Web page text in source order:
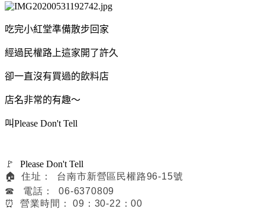
吃完小紅堂準備散步回家
經過民權路上這家開了許久
卻一直沒有買過的飲料店
店名非常的有趣～
叫Please Don't Tell
🚩Please Don't Tell
🏠 住址：
台南市新營區民權路96-15號
☎ 電話： 06-6370809
⏰ 營業時間： 09：30-22：00